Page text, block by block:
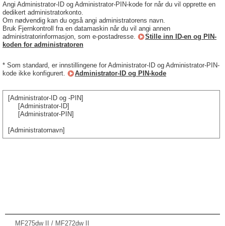
Angi Administrator-ID og Administrator-PIN-kode for når du vil opprette en
dedikert administratorkonto.
Om nødvendig kan du også angi administratorens navn.
Bruk Fjernkontroll fra en datamaskin når du vil angi annen
administratorinformasjon, som e-postadresse.
Stille inn ID-en og PIN-
koden for administratoren
* Som standard, er innstillingene for Administrator-ID og Administrator-PIN-
kode ikke konfigurert.
Administrator-ID og PIN-kode
[Administrator-ID og -PIN]
[Administrator-ID]
[Administrator-PIN]
[Administratornavn]
MF275dw II / MF272dw II